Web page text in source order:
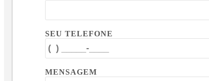
SEU TELEFONE
MENSAGEM